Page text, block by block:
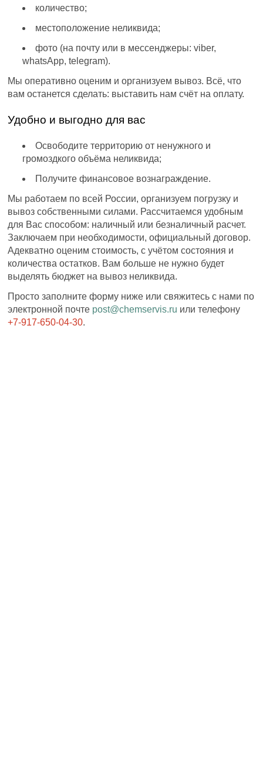
количество;
местоположение неликвида;
фото (на почту или в мессенджеры: viber,
whatsApp, telegram).
Мы оперативно оценим и организуем вывоз. Всё, что
вам останется сделать: выставить нам счёт на оплату.
Удобно и выгодно для вас
Освободите территорию от ненужного и
громоздкого объёма неликвида;
Получите финансовое вознаграждение.
Мы работаем по всей России, организуем погрузку и
вывоз собственными силами. Рассчитаемся удобным
для Вас способом: наличный или безналичный расчет.
Заключаем при необходимости, официальный договор.
Адекватно оценим стоимость, с учётом состояния и
количества остатков. Вам больше не нужно будет
выделять бюджет на вывоз неликвида.
Просто заполните форму ниже или свяжитесь с нами по
электронной почте post@chemservis.ru или телефону
+7-917-650-04-30.